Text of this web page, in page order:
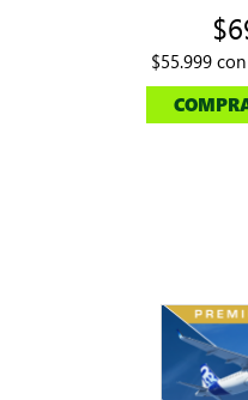
$55.999